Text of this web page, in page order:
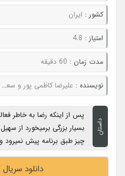
کشور : ایران
امتیاز : 4.8
مدت زمان : 60 دقیقه
نویسنده :علیرضا کاظمی پور و سعید جلالی
داستان
پس از اینکه رضا به خاطر
بسیار بزرگی برمیخورد از
چیز طبق برنامه پیش نمیرود
دانلود